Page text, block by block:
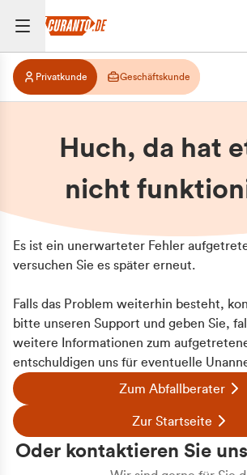
Privatkunde Geschäftskunde
Huch, da hat
nicht
Es ist ein unerwarteter Fehler
versuchen Sie es später erneut.
Falls das Problem weiterhin besteht,
bitte unseren Support und geben Sie,
weitere Informationen zum
entschuldigen uns für eventuelle
Zum Abfallberater
Zur Startseite
Oder kontaktieren Sie